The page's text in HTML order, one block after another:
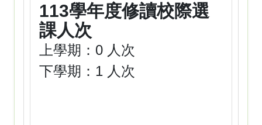
113學年度修讀校際選
課人次
上學期：0 人次
下學期：1 人次